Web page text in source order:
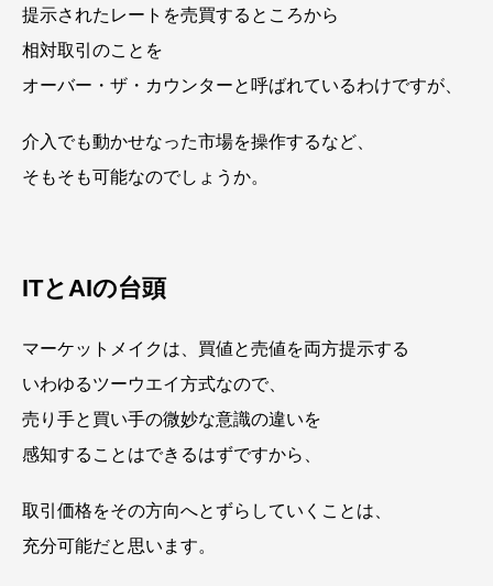
提示されたレートを売買するところから
相対取引のことを
オーバー・ザ・カウンターと呼ばれているわけですが、
介入でも動かせなった市場を操作するなど、
そもそも可能なのでしょうか。
ITとAIの台頭
マーケットメイクは、買値と売値を両方提示する
いわゆるツーウエイ方式なので、
売り手と買い手の微妙な意識の違いを
感知することはできるはずですから、
取引価格をその方向へとずらしていくことは、
充分可能だと思います。